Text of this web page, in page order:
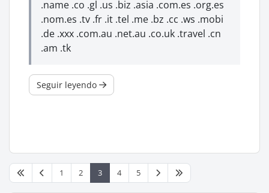
.name .co .gl .us .biz .asia .com.es .org.es
.nom.es .tv .fr .it .tel .me .bz .cc .ws .mobi
.de .xxx .com.au .net.au .co.uk .travel .cn
.am .tk
Seguir leyendo
1 2 3 4 5